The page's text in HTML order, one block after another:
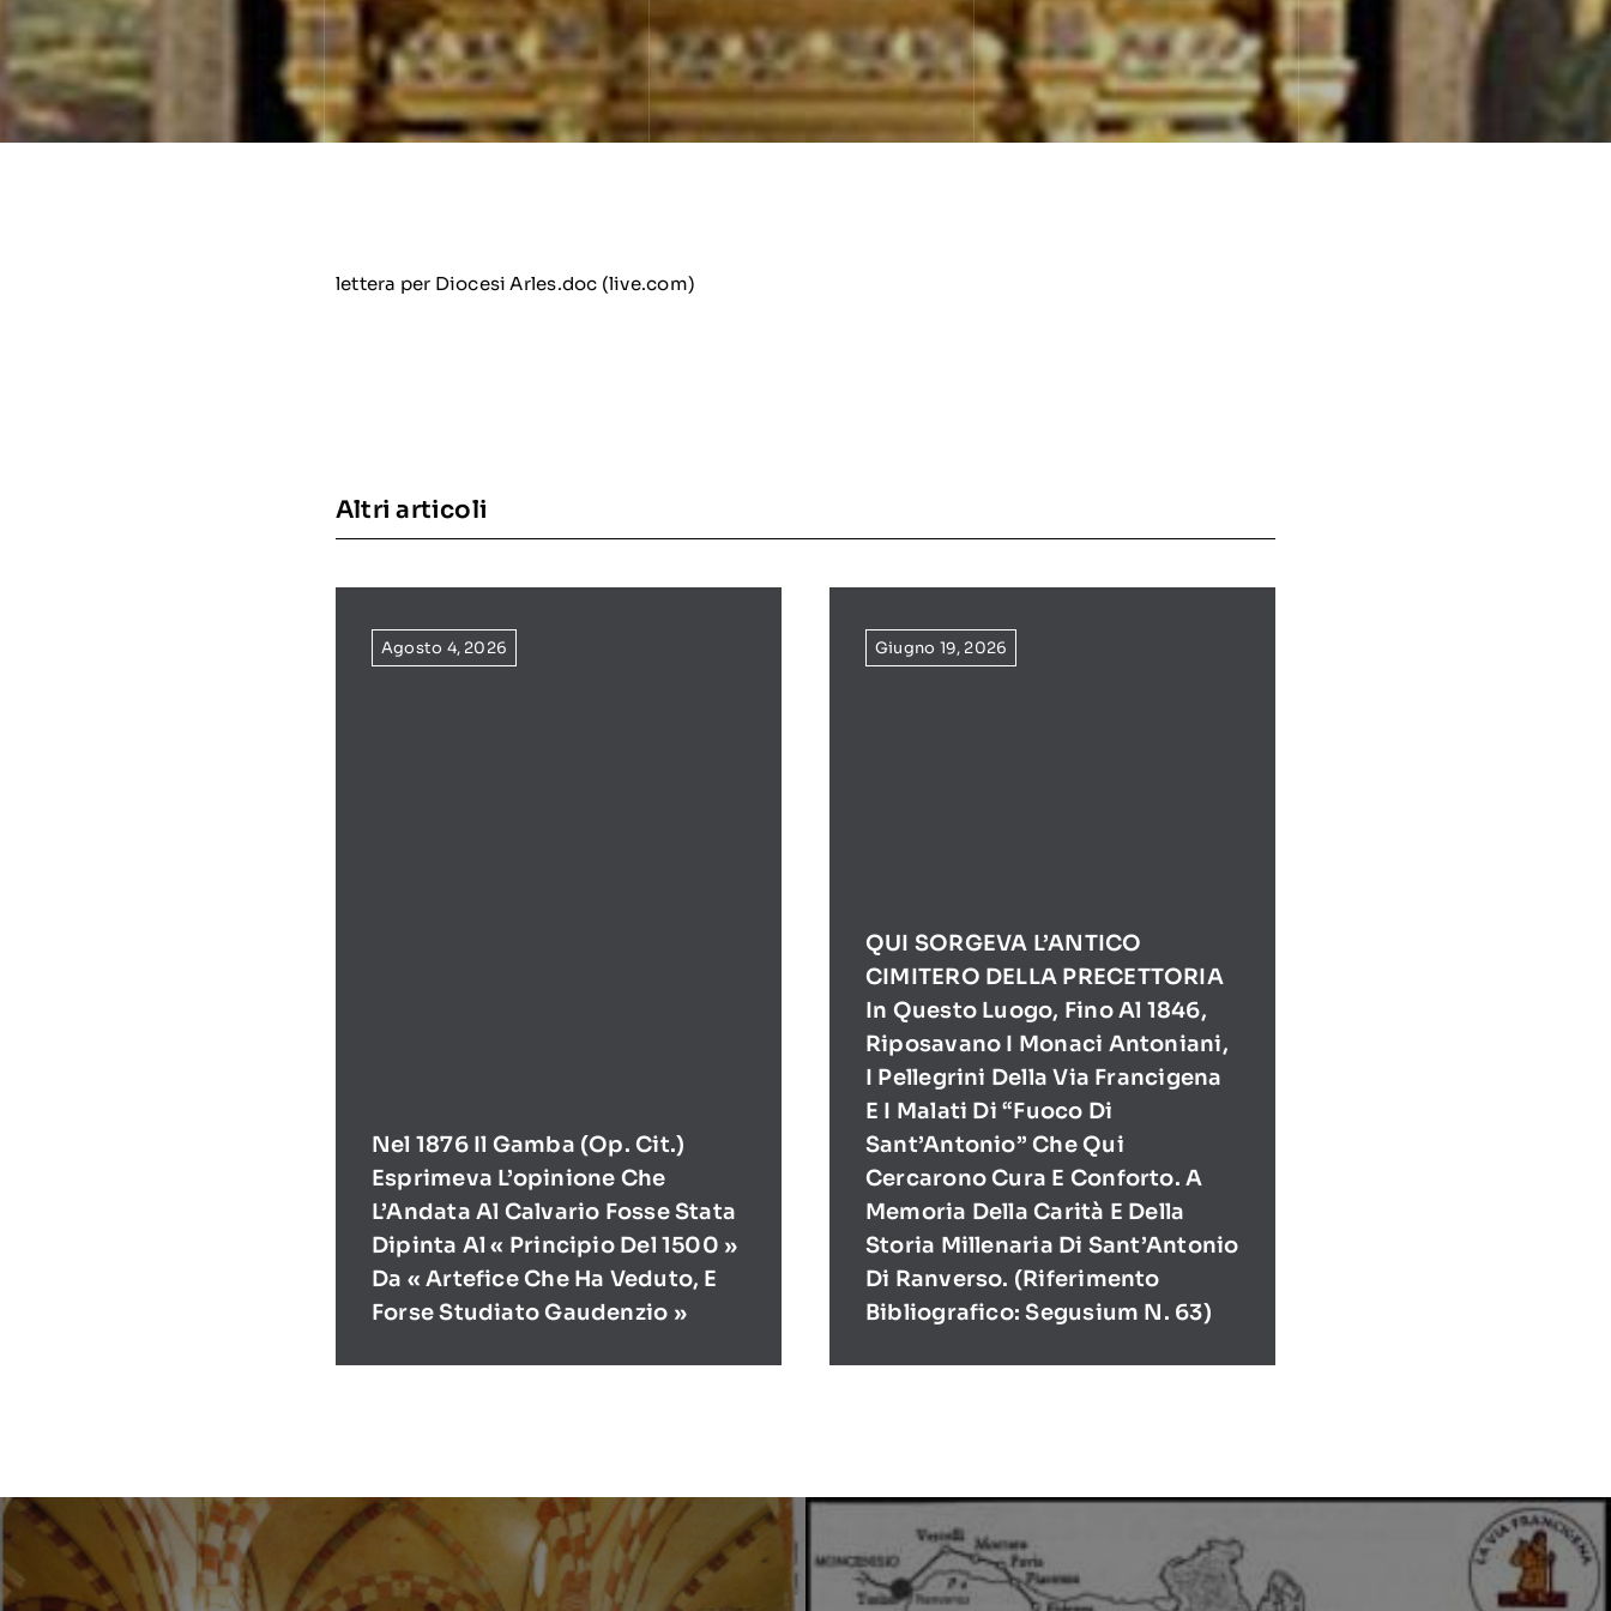
lettera per Diocesi Arles.doc (live.com)
Altri articoli
Agosto 4, 2026
Nel 1876 Il Gamba (op. Cit.)
Esprimeva L’opinione Che
L’Andata Al Calvario Fosse Stata
Dipinta Al « Principio Del 1500 »
Da « Artefice Che Ha Veduto, E
Forse Studiato Gaudenzio »
Giugno 19, 2026
QUI SORGEVA L’ANTICO
CIMITERO DELLA PRECETTORIA
In Questo Luogo, Fino Al 1846,
Riposavano I Monaci Antoniani,
I Pellegrini Della Via Francigena
E I Malati Di “Fuoco Di
Sant’Antonio” Che Qui
Cercarono Cura E Conforto. A
Memoria Della Carità E Della
Storia Millenaria Di Sant’Antonio
Di Ranverso. (Riferimento
Bibliografico: Segusium N. 63)